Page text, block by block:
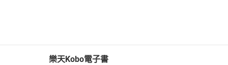
樂天Kobo電子書